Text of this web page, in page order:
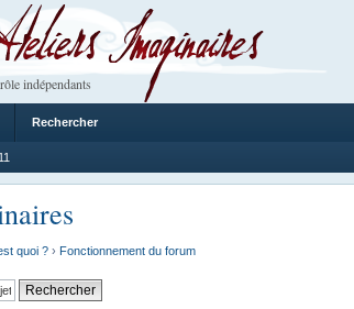
Imaginaires
indépendants
Rechercher
quoi ? › Fonctionnement du forum